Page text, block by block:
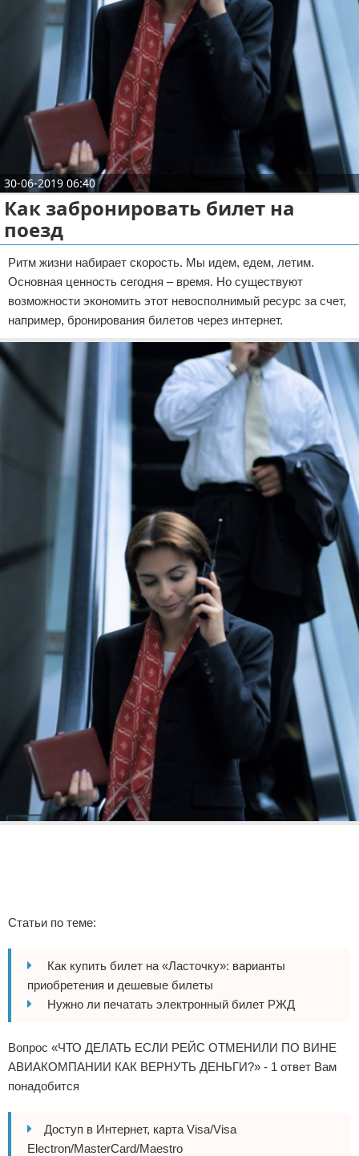
Авиаперелеты
Отели
Полезное для туристов
Отдых на природе
Аренда автомобилей
Документы и визы
Билеты
Планирование отдыха
Пляжный отдых
Турагенства
Экстримальный отдых
Разное про отдых
Отказ от ответственности
30-06-2019 06:40
Как забронировать билет на
поезд
Ритм жизни набирает скорость. Мы идем, едем, летим.
Основная ценность сегодня – время. Но существуют
возможности экономить этот невосполнимый ресурс за счет,
например, бронирования билетов через интернет.
Статьи по теме:
Как купить билет на «Ласточку»: варианты
приобретения и дешевые билеты
Нужно ли печатать электронный билет РЖД
Вопрос «ЧТО ДЕЛАТЬ ЕСЛИ РЕЙС ОТМЕНИЛИ ПО ВИНЕ
АВИАКОМПАНИИ КАК ВЕРНУТЬ ДЕНЬГИ?» - 1 ответ Вам
понадобится
Доступ в Интернет, карта Visa/Visa
Electron/MasterCard/Maestro